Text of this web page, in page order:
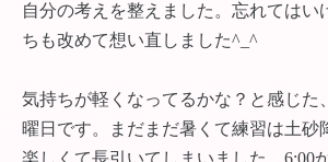
自分の考えを整えました。忘れてはい
ちも改めて想い直しました^_^
気持ちが軽くなってるかな？と感じた
曜日です。まだまだ暑くて練習は土砂